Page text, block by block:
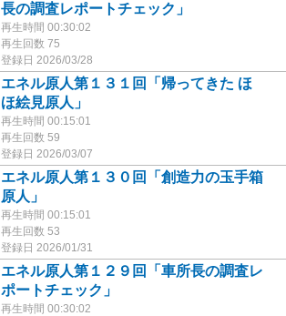
長の調査レポートチェック」
再生時間 00:30:02
再生回数 75
登録日 2026/03/28
エネル原人第１３１回「帰ってきた ほ
ほ絵見原人」
再生時間 00:15:01
再生回数 59
登録日 2026/03/07
エネル原人第１３０回「創造力の玉手箱
原人」
再生時間 00:15:01
再生回数 53
登録日 2026/01/31
エネル原人第１２９回「車所長の調査レ
ポートチェック」
再生時間 00:30:02